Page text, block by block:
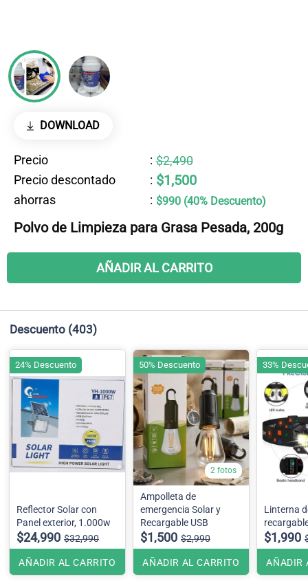
DOWNLOAD
Precio : $2,490
Precio descontado
: $1,500
ahorras : $990 (40% Descuento)
Polvo de Limpieza para Grasa Pesada, 200g
AÑADIR AL CARRITO
Descuento (403)
Reflector Solar con
Panel exterior, 1.000w
$24,990 $32,990
AÑADIR AL CARRITO
24% Descuento
2 fotos
Ampolleta de
emergencia Solar y
Recargable USB
$1,500 $2,990
AÑADIR AL CARRITO
50% Descuento
Linterna
$1,990
AÑADIR
33%